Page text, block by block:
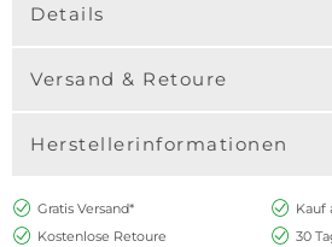
Details
Versand & Retoure
Herstellerinformationen
Gratis Versand*
Kauf
Kostenlose Retoure
30